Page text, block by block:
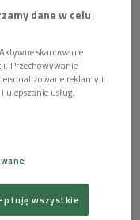
dane w celu
skanowanie
Przechowywanie
reklamy i
usług.
wszystkie